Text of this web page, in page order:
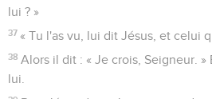
lui ? »
37 « Tu l'as vu, lui dit Jésus, et celui
38 Alors il dit : « Je crois, Seigneur.
lui.